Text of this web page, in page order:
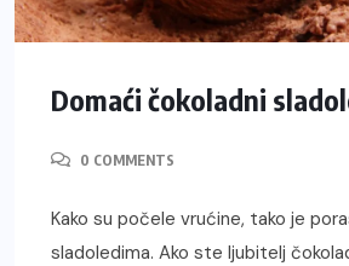
Domaći čokoladni
0 COMMENTS
Kako su počele vrućine, tako je
sladoledima. Ako ste ljubitelj